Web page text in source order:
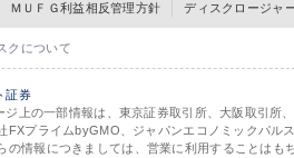
ＭＵＦＧ利益相反管理方針 ディスクロージャ
クについて
証券
上の一部情報は、東京証券取引所、大阪取引
FXプライムbyGMO、ジャパンエコノミックパ
の情報につきましては、営業に利用することは